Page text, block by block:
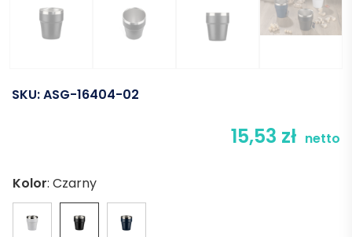
SKU:ASG-16404-02
15,53 zł netto
Kolor: Czarny